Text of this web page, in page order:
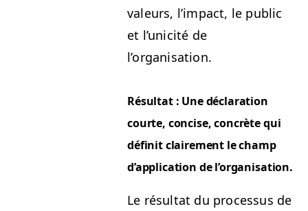
valeurs, l’im­pact, le pub­lic
et l’u­nic­ité de
l’organisation.
Résul­tat : Une déc­la­ra­tion
courte, con­cise, con­crète qui
définit claire­ment le champ
d’ap­pli­ca­tion de l’organisation.
Le résul­tat du proces­sus de